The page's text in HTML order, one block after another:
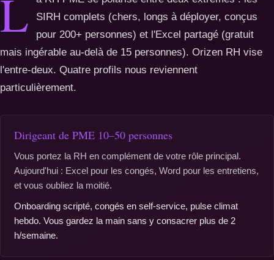
L
SIRH complets (chers, longs à déployer, conçus
pour 200+ personnes) et l'Excel partagé (gratuit
mais ingérable au-delà de 15 personnes). Orizen RH vise
l'entre-deux. Quatre profils nous reviennent
particulièrement.
Dirigeant de PME 10–50 personnes
Vous portez la RH en complément de votre rôle principal.
Aujourd'hui : Excel pour les congés, Word pour les entretiens,
et vous oubliez la moitié.
Onboarding scripté, congés en self-service, pulse climat
hebdo. Vous gardez la main sans y consacrer plus de 2
h/semaine.